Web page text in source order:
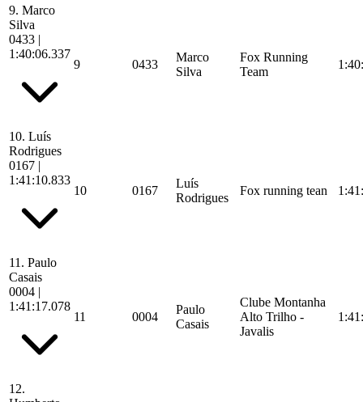
9. Marco
Silva
0433 |
1:40:06.337
9 0433
Marco
Silva
Fox Running
Team
10. Luís
Rodrigues
0167 |
1:41:10.833
10 0167
Luís
Rodrigues
Fox running tean
11. Paulo
Casais
0004 |
1:41:17.078
11 0004
Paulo
Casais
Clube Montanha
Alto Trilho -
Javalis
12.